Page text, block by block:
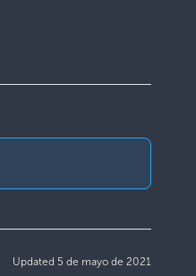
Updated 5 de mayo de 2021